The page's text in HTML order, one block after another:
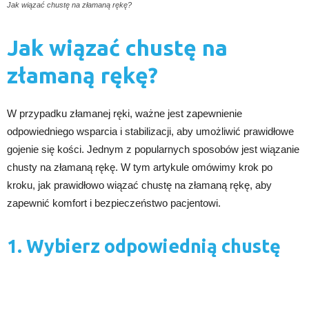
Jak wiązać chustę na złamaną rękę?
Jak wiązać chustę na
złamaną rękę?
W przypadku złamanej ręki, ważne jest zapewnienie
odpowiedniego wsparcia i stabilizacji, aby umożliwić prawidłowe
gojenie się kości. Jednym z popularnych sposobów jest wiązanie
chusty na złamaną rękę. W tym artykule omówimy krok po
kroku, jak prawidłowo wiązać chustę na złamaną rękę, aby
zapewnić komfort i bezpieczeństwo pacjentowi.
1. Wybierz odpowiednią chustę